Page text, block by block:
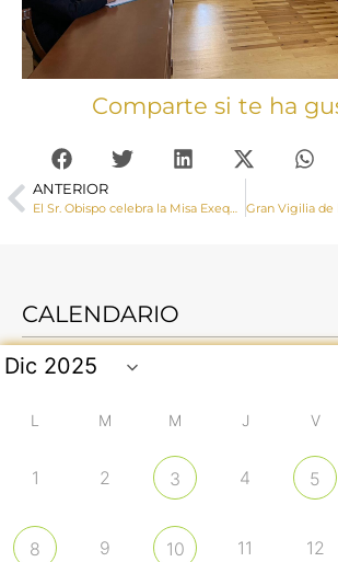
Comparte si te ha
ANTERIOR
El Sr. Obispo celebra la Misa Exequial por D. José Martínez Puertas, Josete
CALENDARIO
L M M J V
1 2 3 4 5
8 9 10 11 12